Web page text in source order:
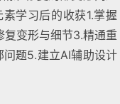
学习后的收获1.掌握
变形与细节3.精通重
题5.建立AI辅助设计